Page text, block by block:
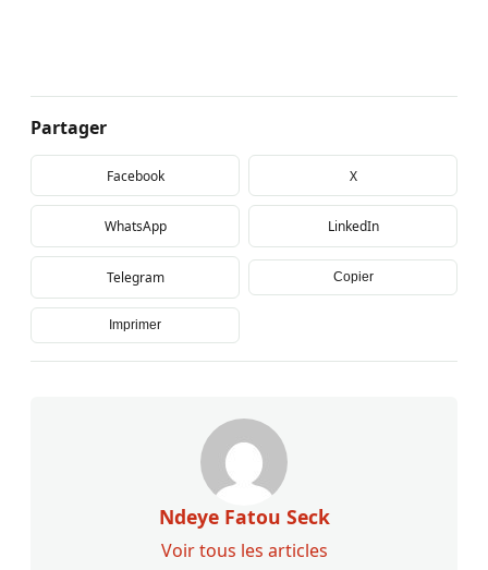
Partager
Facebook X
WhatsApp LinkedIn
Telegram Copier
Imprimer
Ndeye Fatou Seck
Voir tous les articles